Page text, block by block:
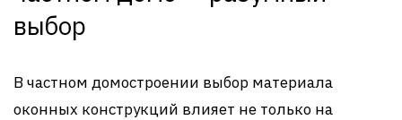
выбор
В частном домостроении выбор материала
оконных конструкций влияет не только на